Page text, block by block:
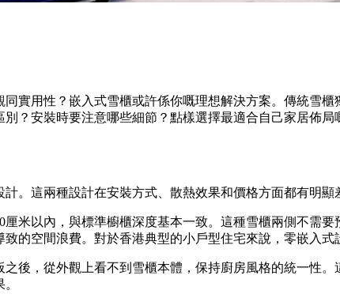
實用性？嵌入式雪櫃或許係你嘅理想解決方案。傳統雪
？安裝時要注意哪些細節？點樣選擇最適合自己家居佈
。這兩種設計在安裝方式、散熱效果和價格方面都有明顯
米以內，與標準櫥櫃深度基本一致。這種雪櫃兩側不需
的空間浪費。對於香港典型的小戶型住宅來說，零嵌入式
後，從外觀上看不到雪櫃本體，保持廚房風格的統一性